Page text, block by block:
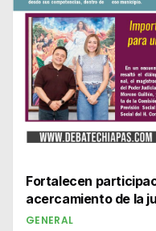
Fortalecen
acercamiento de la
GENERAL